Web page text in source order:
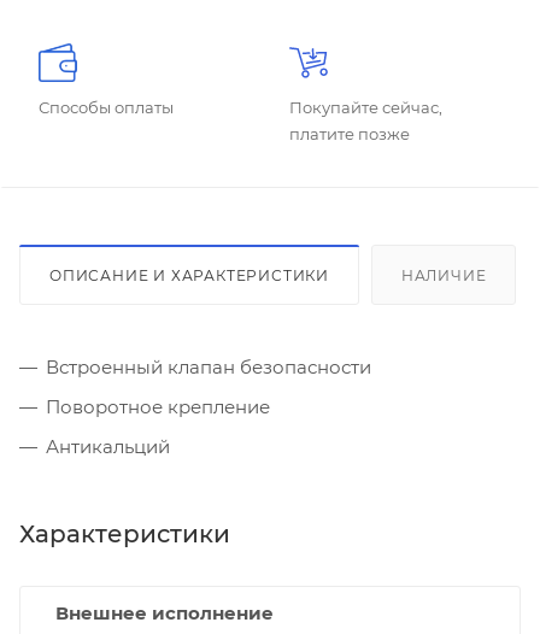
Способы оплаты
Покупайте сейчас,
платите позже
ОПИСАНИЕ И ХАРАКТЕРИСТИКИ НАЛИЧИЕ
Встроенный клапан безопасности
Поворотное крепление
Антикальций
Характеристики
Внешнее исполнение